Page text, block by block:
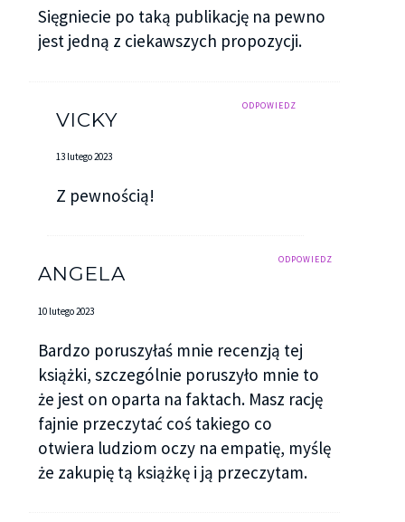
Sięgniecie po taką publikację na pewno
jest jedną z ciekawszych propozycji.
ODPOWIEDZ
VICKY
13 lutego 2023
Z pewnością!
ODPOWIEDZ
ANGELA
10 lutego 2023
Bardzo poruszyłaś mnie recenzją tej
książki, szczególnie poruszyło mnie to
że jest on oparta na faktach. Masz rację
fajnie przeczytać coś takiego co
otwiera ludziom oczy na empatię, myślę
że zakupię tą książkę i ją przeczytam.